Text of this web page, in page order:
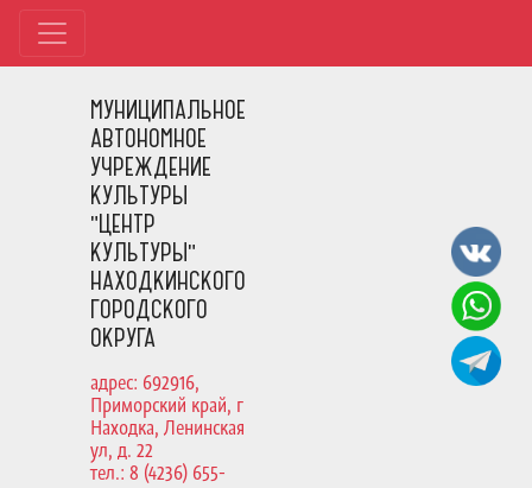
МУНИЦИПАЛЬНОЕ
АВТОНОМНОЕ
УЧРЕЖДЕНИЕ
КУЛЬТУРЫ
"ЦЕНТР
КУЛЬТУРЫ"
НАХОДКИНСКОГО
ГОРОДСКОГО
ОКРУГА
адрес: 692916,
Приморский край, г
Находка, Ленинская
ул, д. 22
тел.: 8 (4236) 655-